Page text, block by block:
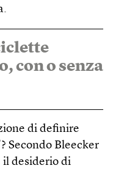
con o senza
di definire
Secondo Bleecker
il desiderio di